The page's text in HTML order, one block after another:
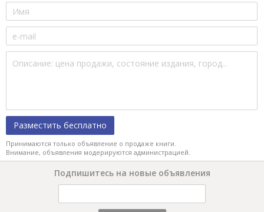
Разместить бесплатно
Принимаются только объявление о продаже книги.
Внимание, объявления модерируются администрацией.
Подпишитесь на новые объявления